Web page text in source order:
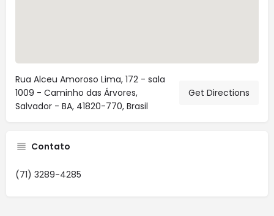
Rua Alceu Amoroso Lima, 172 - sala
1009 - Caminho das Árvores,
Salvador - BA, 41820-770, Brasil
Get Directions
Contato
(71) 3289-4285